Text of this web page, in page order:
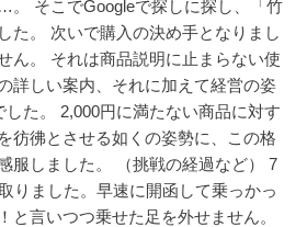
。
そこでGoogleで探しに探し、「竹
た。
次いで購入の決め手となりまし
ん。
それは商品説明に止まらない使
詳しい案内、それに加えて経営の姿
た。
2,000円に満たない商品に対す
彷彿とさせる如くの姿勢に、この格
服しました。
（挑戦の経過など）
7
りました。早速に開函して乗っかっ
と言いつつ乗せた足を外せません。